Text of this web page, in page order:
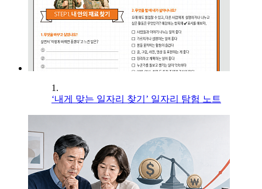
1.
‘내게 맞는 일자리 찾기’ 일자리 탐험 노트